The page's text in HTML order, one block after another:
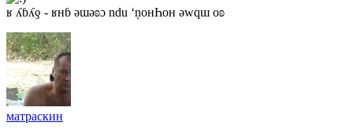
ʁ ʎɓʎƍ - ʁнɓ ǝɯǝʚɔ ndu ‘ņонҺон ǝwqɯ оʚ
матраскин